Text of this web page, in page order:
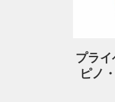
プラ
ピノ